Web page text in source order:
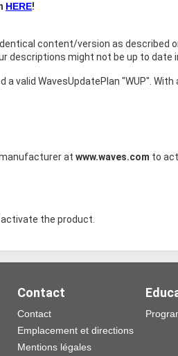
HERE!
content/version as described
descriptions might not be up to date
a valid WavesUpdatePlan "WUP".
at www.waves.com to
the product.
Contact
Contact
Emplacement et directions
Mentions légales